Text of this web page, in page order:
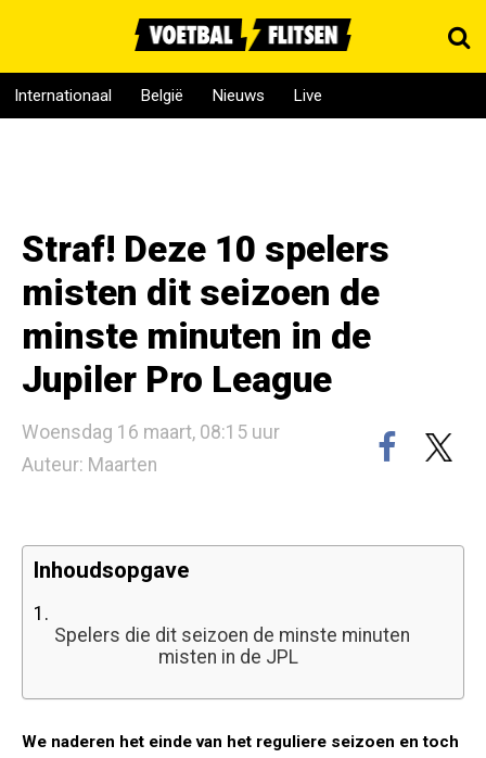
Internationaal België Nieuws Live
Straf! Deze 10 spelers
misten dit seizoen de
minste minuten in de
Jupiler Pro League
Woensdag 16 maart, 08:15 uur
Auteur: Maarten
Inhoudsopgave
1.
Spelers die dit seizoen de minste minuten
misten in de JPL
We naderen het einde van het reguliere seizoen en toch